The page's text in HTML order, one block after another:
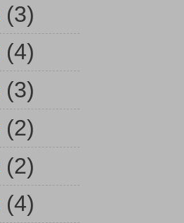
(3)
(4)
(3)
(2)
(2)
(4)